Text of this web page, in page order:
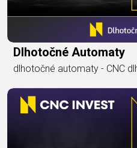
Dlhotočné Automaty
dlhotočné automaty - CNC